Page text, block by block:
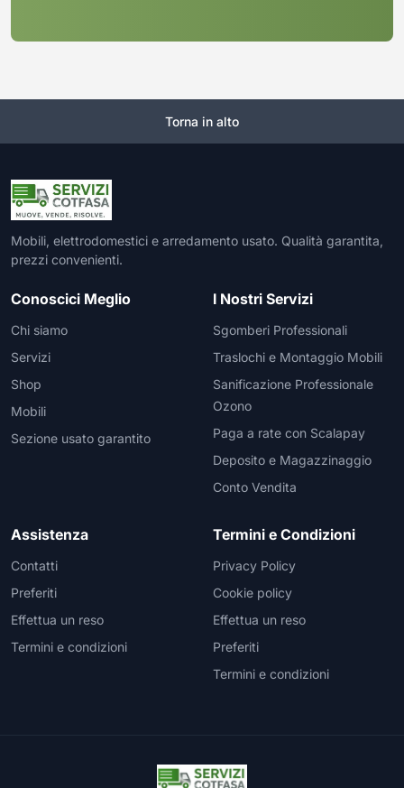
Torna in alto
Mobili, elettrodomestici e arredamento usato. Qualità garantita,
prezzi convenienti.
Conoscici Meglio
Chi siamo
Servizi
Shop
Mobili
Sezione usato garantito
I Nostri Servizi
Sgomberi Professionali
Traslochi e Montaggio Mobili
Sanificazione Professionale
Ozono
Paga a rate con Scalapay
Deposito e Magazzinaggio
Conto Vendita
Assistenza
Contatti
Preferiti
Effettua un reso
Termini e condizioni
Termini e Condizioni
Privacy Policy
Cookie policy
Effettua un reso
Preferiti
Termini e condizioni